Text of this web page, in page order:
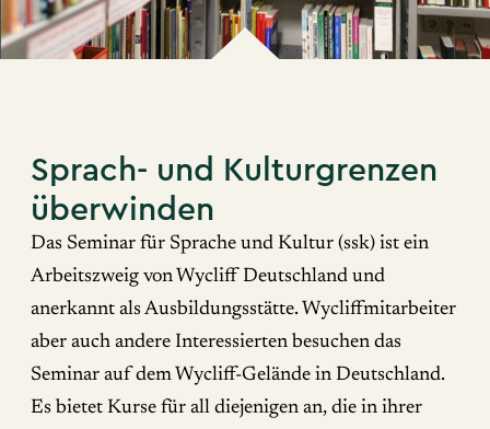
Sprach- und Kulturgrenzen
überwinden
Das Seminar für Sprache und Kultur (ssk) ist ein
Arbeitszweig von Wycliff Deutschland und
anerkannt als Ausbildungsstätte. Wycliffmitarbeiter
aber auch andere Interessierten besuchen das
Seminar auf dem Wycliff-Gelände in Deutschland.
Es bietet Kurse für all diejenigen an, die in ihrer